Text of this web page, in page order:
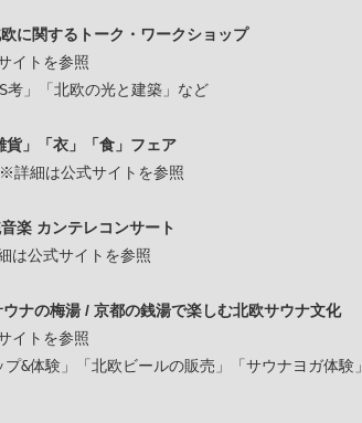
に関するトーク・ワークショップ
イトを参照
考」「北欧の光と建築」など
貨」「衣」「食」フェア
細は公式サイトを参照
楽 カンテレコンサート
公式サイトを参照
ナの梅湯 / 京都の銭湯で楽しむ北欧サウナ文化
イトを参照
&体験」「北欧ビールの販売」
「サウナヨガ体験」